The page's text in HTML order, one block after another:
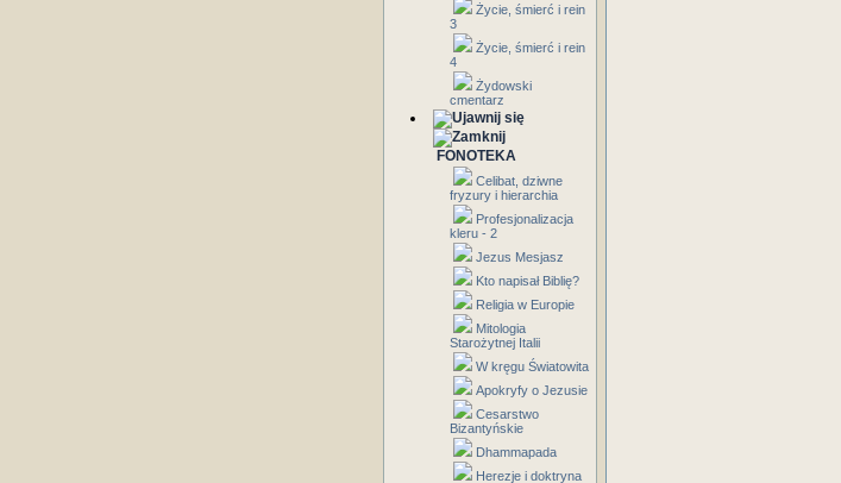
Życie, śmierć i rein
3
Życie, śmierć i rein
4
Żydowski
cmentarz
FONOTEKA
Celibat, dziwne
fryzury i hierarchia
Profesjonalizacja
kleru - 2
Jezus Mesjasz
Kto napisał Biblię?
Religia w Europie
Mitologia
Starożytnej Italii
W kręgu Światowita
Apokryfy o Jezusie
Cesarstwo
Bizantyńskie
Dhammapada
Herezje i doktryna